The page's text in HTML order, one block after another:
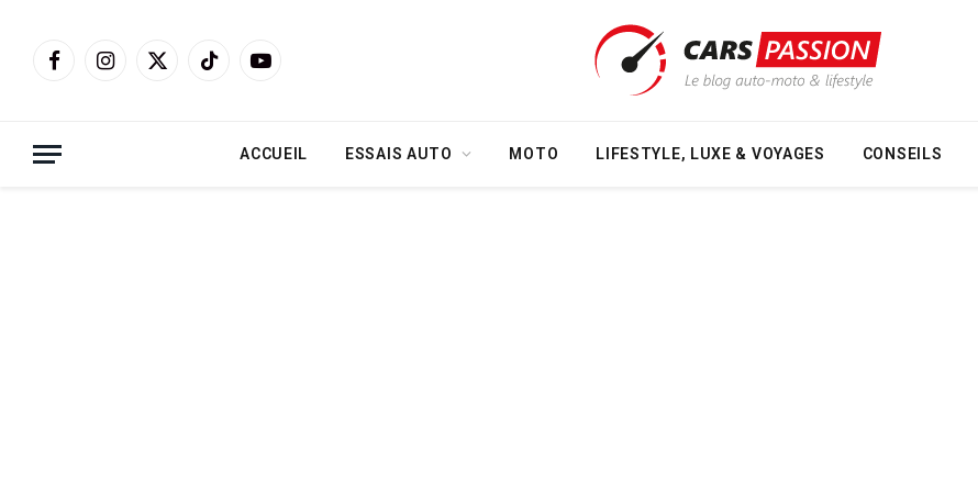
FacebookInstagram
X
TikTokYouTube
ACCUEIL ESSAIS AUTO MOTO LIFESTYLE, LUXE & VOYAGES CONSEILS